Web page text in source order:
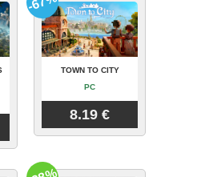
TOWN TO CITY
PC
8.19 €